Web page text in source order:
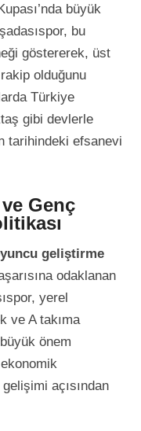
büyük
bu
göstererek, üst
olduğunu
Türkiye
gibi devlerle
tarihindeki efsanevi
Genç
geliştirme
odaklanan
yerel
ve A takıma
önem
açısından